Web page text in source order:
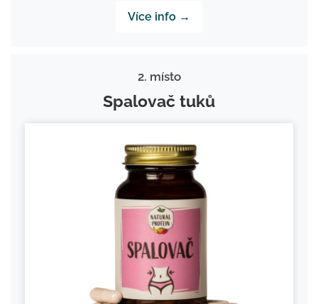
Více info →
2. místo
Spalovač tuků